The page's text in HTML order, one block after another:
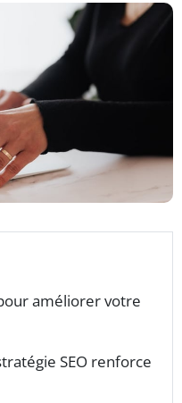
améliorer votre
SEO renforce